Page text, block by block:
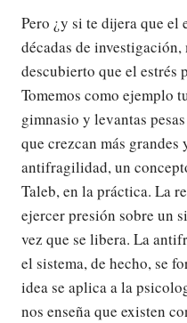
Pero ¿y si te dijera que el
décadas de
descubierto que el estrés
Tomemos como ejemplo
gimnasio y levantas
que crezcan más grandes
antifragilidad, un
Taleb, en la práctica. La
ejercer presión sobre un
vez que se libera. La
el sistema, de hecho, se
idea se aplica a la
nos enseña que existen